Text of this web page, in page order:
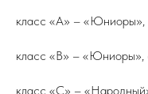
класс «А» – «Юниоры»,
класс «В» – «Юниоры»,
класс «С» –